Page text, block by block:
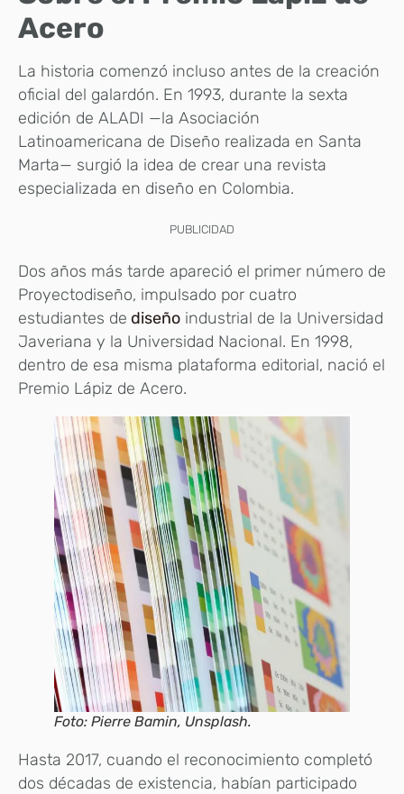
Acero
La historia comenzó incluso antes de la creación
oficial del galardón. En 1993, durante la sexta
edición de ALADI —la Asociación
Latinoamericana de Diseño realizada en Santa
Marta— surgió la idea de crear una revista
especializada en diseño en Colombia.
PUBLICIDAD
Dos años más tarde apareció el primer número de
Proyectodiseño, impulsado por cuatro
estudiantes de diseño industrial de la Universidad
Javeriana y la Universidad Nacional. En 1998,
dentro de esa misma plataforma editorial, nació el
Premio Lápiz de Acero.
Foto: Pierre Bamin, Unsplash.
Hasta 2017, cuando el reconocimiento completó
dos décadas de existencia, habían participado